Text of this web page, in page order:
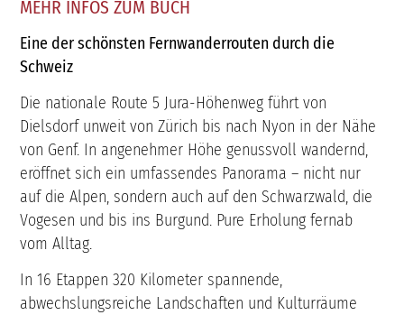
MEHR INFOS ZUM BUCH
Eine der schönsten Fernwanderrouten durch die
Schweiz
Die nationale Route 5 Jura-Höhenweg führt von
Dielsdorf unweit von Zürich bis nach Nyon in der Nähe
von Genf. In angenehmer Höhe genussvoll wandernd,
eröffnet sich ein umfassendes Panorama – nicht nur
auf die Alpen, sondern auch auf den Schwarzwald, die
Vogesen und bis ins Burgund. Pure Erholung fernab
vom Alltag.
In 16 Etappen 320 Kilometer spannende,
abwechslungsreiche Landschaften und Kulturräume